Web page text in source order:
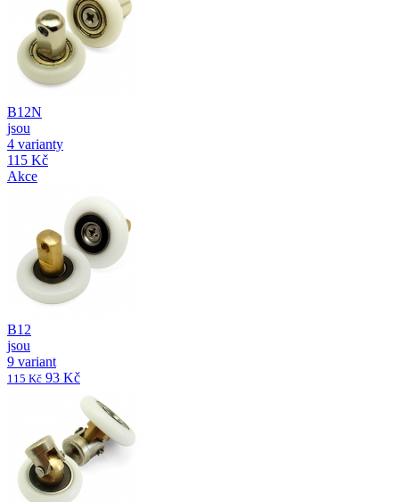
B12N
jsou
4 varianty
115 Kč
Akce
B12
jsou
9 variant
115 Kč 93 Kč